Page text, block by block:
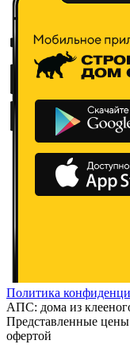
Политика
АПС: дома из
Представленные
офертой